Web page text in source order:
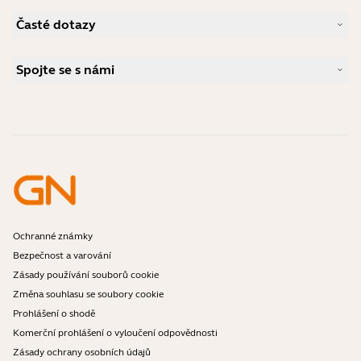
Novinky a tiskové zprávy
Uživatelské příručky
Příručka ke kompatibilitě
Časté dotazy
Jaký typ náhlavní soupravy je vhodný pro iPhone?
Spojte se s námi
Firemní politika ukončení životnosti
Vývojářský program
Ochranné známky
Bezpečnost a varování
Zásady používání souborů cookie
Změna souhlasu se soubory cookie
Prohlášení o shodě
Komerční prohlášení o vyloučení odpovědnosti
Zásady ochrany osobních údajů